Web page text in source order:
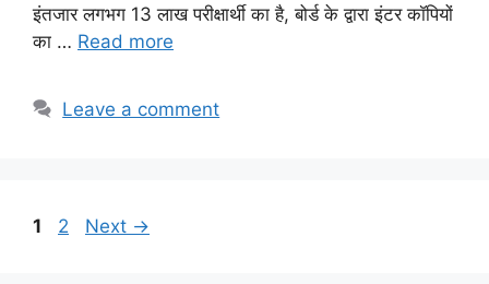
इंतजार लगभग 13 लाख परीक्षार्थी का है, बोर्ड के द्वारा इंटर कॉपियों
का … Read more
Leave a comment
Page
1 Page
2 Next →